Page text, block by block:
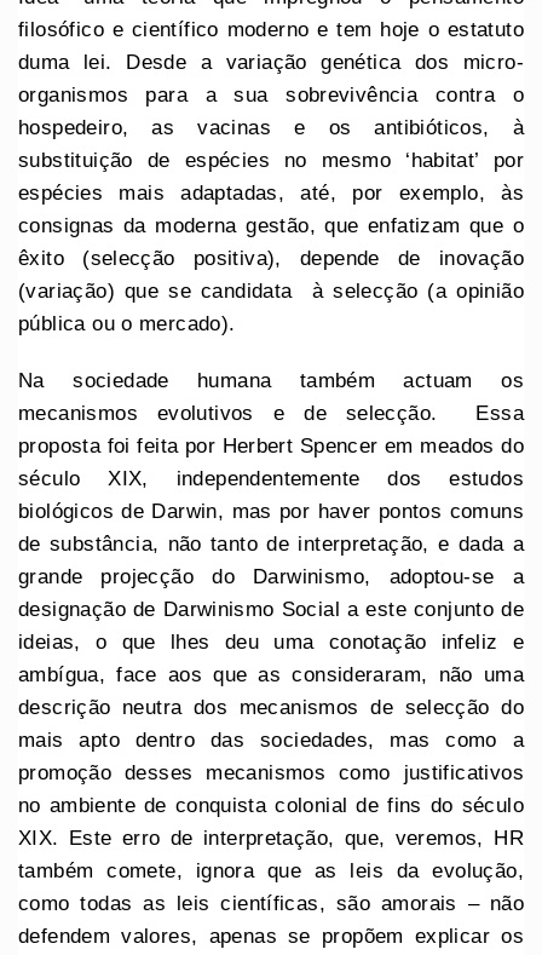
filosófico e científico moderno e tem hoje o estatuto
duma lei. Desde a variação genética dos micro-
organismos para a sua sobrevivência contra o
hospedeiro, as vacinas e os antibióticos, à
substituição de espécies no mesmo ‘habitat’ por
espécies mais adaptadas, até, por exemplo, às
consignas da moderna gestão, que enfatizam que o
êxito (selecção positiva), depende de inovação
(variação) que se candidata à selecção (a opinião
pública ou o mercado).
Na sociedade humana também actuam os
mecanismos evolutivos e de selecção. Essa
proposta foi feita por Herbert Spencer em meados do
século XIX, independentemente dos estudos
biológicos de Darwin, mas por haver pontos comuns
de substância, não tanto de interpretação, e dada a
grande projecção do Darwinismo, adoptou-se a
designação de Darwinismo Social a este conjunto de
ideias, o que lhes deu uma conotação infeliz e
ambígua, face aos que as consideraram, não uma
descrição neutra dos mecanismos de selecção do
mais apto dentro das sociedades, mas como a
promoção desses mecanismos como justificativos
no ambiente de conquista colonial de fins do século
XIX. Este erro de interpretação, que, veremos, HR
também comete, ignora que as leis da evolução,
como todas as leis científicas, são amorais – não
defendem valores, apenas se propõem explicar os